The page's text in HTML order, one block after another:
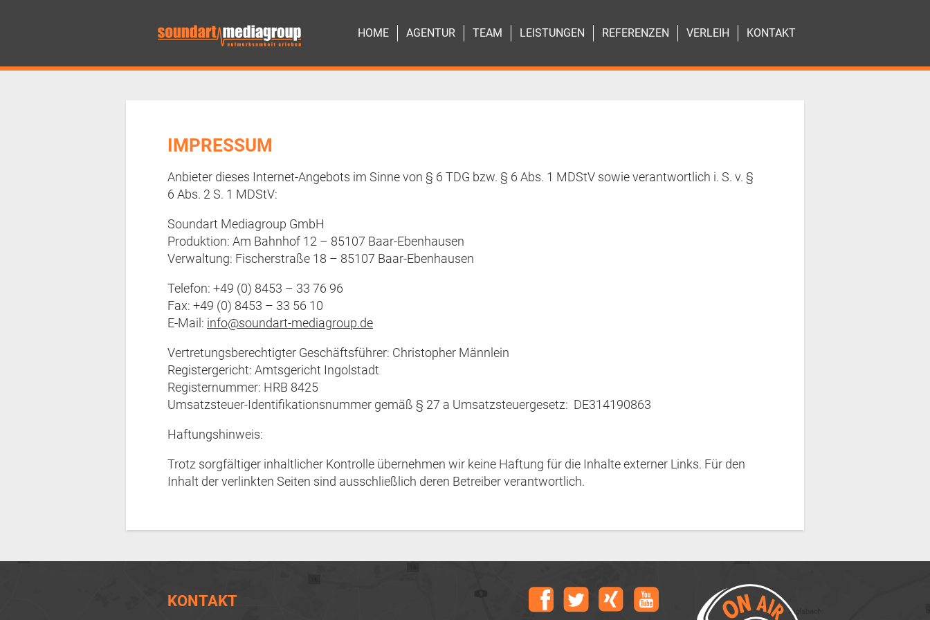
HOME AGENTUR TEAM LEISTUNGEN REFERENZEN VERLEIH KONTAKT
IMPRESSUM
Anbieter dieses Internet-Angebots im Sinne von § 6 TDG bzw. § 6 Abs. 1 MDStV sowie verantwortlich i. S. v. §
6 Abs. 2 S. 1 MDStV:
Soundart Mediagroup GmbH
Produktion: Am Bahnhof 12 – 85107 Baar-Ebenhausen
Verwaltung: Fischerstraße 18 – 85107 Baar-Ebenhausen
Telefon: +49 (0) 8453 – 33 76 96
Fax: +49 (0) 8453 – 33 56 10
E-Mail: info@soundart-mediagroup.de
Vertretungsberechtigter Geschäftsführer: Christopher Männlein
Registergericht: Amtsgericht Ingolstadt
Registernummer: HRB 8425
Umsatzsteuer-Identifikationsnummer gemäß § 27 a Umsatzsteuergesetz: DE314190863
Haftungshinweis:
Trotz sorgfältiger inhaltlicher Kontrolle übernehmen wir keine Haftung für die Inhalte externer Links. Für den
Inhalt der verlinkten Seiten sind ausschließlich deren Betreiber verantwortlich.
KONTAKT